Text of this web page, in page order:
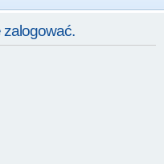
z
zalogować.